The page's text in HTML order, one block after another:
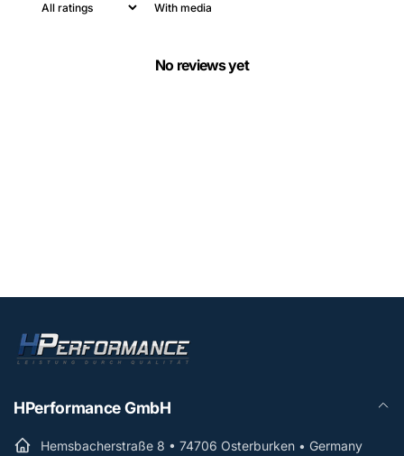
With media
No reviews yet
HPerformance GmbH
Hemsbacherstraße 8 • 74706 Osterburken • Germany